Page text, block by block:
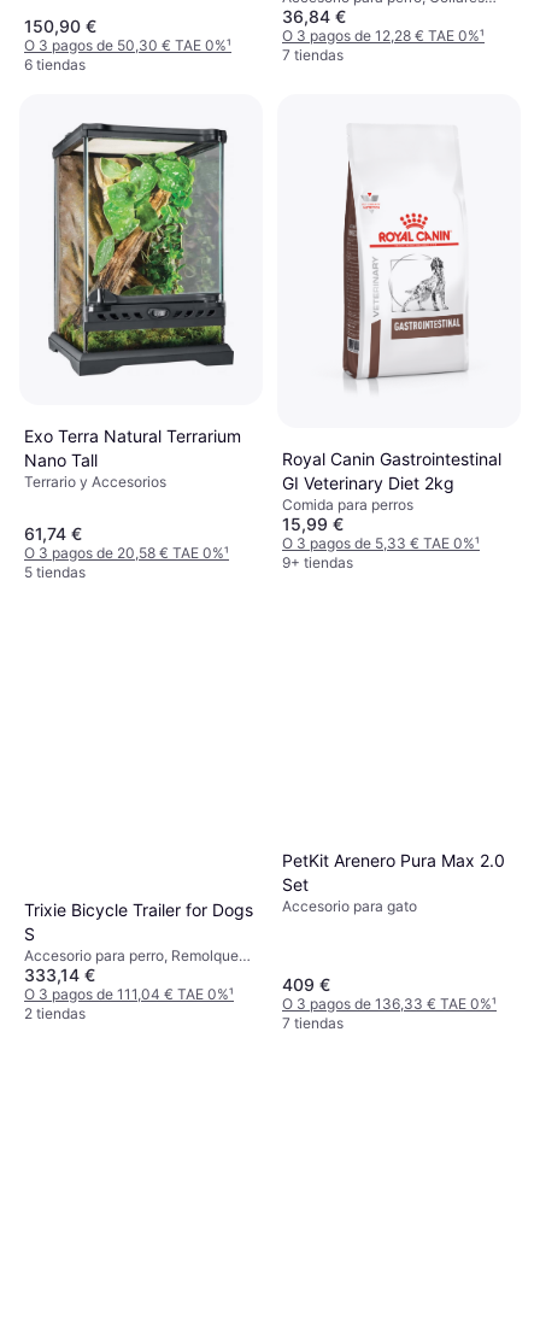
150,90 €
O 3 pagos de 50,30 € TAE 0%¹
6 tiendas
Antiladridos, Collares para Perros
36,84 €
O 3 pagos de 12,28 € TAE 0%¹
7 tiendas
Exo Terra Natural Terrarium
Nano Tall
Terrario y Accesorios
61,74 €
O 3 pagos de 20,58 € TAE 0%¹
5 tiendas
Royal Canin Gastrointestinal
GI Veterinary Diet 2kg
Comida para perros
15,99 €
O 3 pagos de 5,33 € TAE 0%¹
9+ tiendas
Trixie Bicycle Trailer for Dogs
S
Accesorio para perro, Remolque
para bicicleta para perros
333,14 €
O 3 pagos de 111,04 € TAE 0%¹
2 tiendas
PetKit Arenero Pura Max 2.0
Set
Accesorio para gato
409 €
O 3 pagos de 136,33 € TAE 0%¹
7 tiendas